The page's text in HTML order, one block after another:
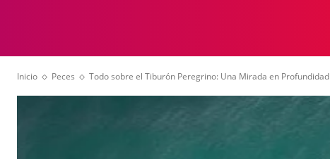
Inicio Peces Todo sobre el Tiburón Peregrino: Una Mirada en Profundidad